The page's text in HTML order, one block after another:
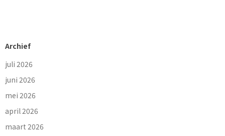
Archief
juli 2026
juni 2026
mei 2026
april 2026
maart 2026